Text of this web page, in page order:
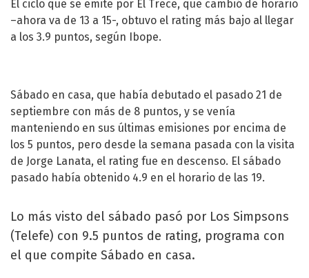
El ciclo que se emite por El Trece, que cambió de horario
–ahora va de 13 a 15-, obtuvo el rating más bajo al llegar
a los 3.9 puntos, según Ibope.
Sábado en casa, que había debutado el pasado 21 de
septiembre con más de 8 puntos, y se venía
manteniendo en sus últimas emisiones por encima de
los 5 puntos, pero desde la semana pasada con la visita
de Jorge Lanata, el rating fue en descenso. El sábado
pasado había obtenido 4.9 en el horario de las 19.
Lo más visto del sábado pasó por Los Simpsons
(Telefe) con 9.5 puntos de rating, programa con
el que compite Sábado en casa.